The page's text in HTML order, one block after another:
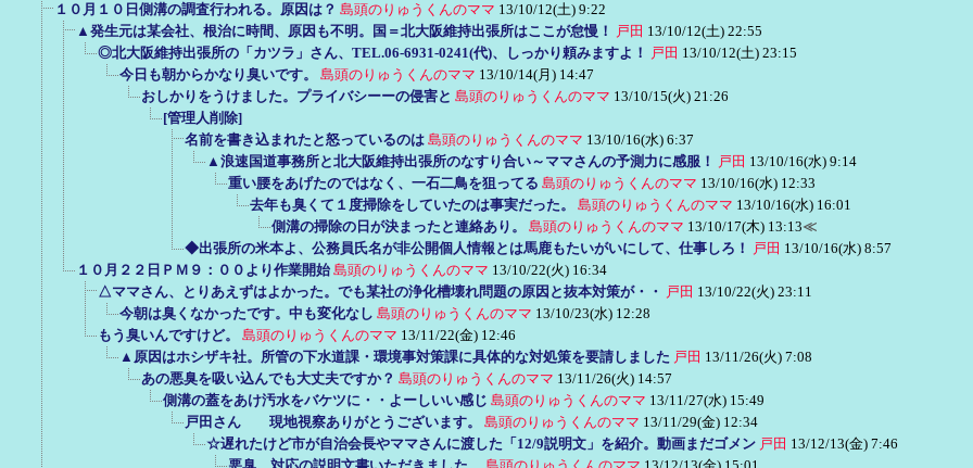
１０月１０日側溝の調査行われる。原因は？ 島頭のりゅうくんのママ 13/10/12(土) 9:22
▲発生元は某会社、根治に時間、原因も不明。国＝北大阪維持出張所はここが怠慢！
戸田 13/10/12(土) 22:55
◎北大阪維持出張所の「カツラ」さん、TEL.06-6931-0241(代)、しっかり頼みますよ！
戸田 13/10/12(土) 23:15
今日も朝からかなり臭いです。
島頭のりゅうくんのママ 13/10/14(月) 14:47
おしかりをうけました。プライバシーーの侵害と 島頭のりゅうくんのママ 13/10/15(火) 21:26
[管理人削除]
名前を書き込まれたと怒っているのは 島頭のりゅうくんのママ 13/10/16(水) 6:37
▲浪速国道事務所と北大阪維持出張所のなすり合い～ママさんの予測力に感服！
戸田 13/10/16(水) 9:14
重い腰をあげたのではなく、一石二鳥を狙ってる 島頭のりゅうくんのママ 13/10/16(水) 12:33
去年も臭くて１度掃除をしていたのは事実だった。
島頭のりゅうくんのママ 13/10/16(水) 16:01
側溝の掃除の日が決まったと連絡あり。
島頭のりゅうくんのママ 13/10/17(木) 13:13≪
◆出張所の米本よ、公務員氏名が非公開個人情報とは馬鹿もたいがいにして、仕事しろ！
戸田 13/10/16(水) 8:57
１０月２２日ＰＭ９：００より作業開始 島頭のりゅうくんのママ 13/10/22(火) 16:34
△ママさん、とりあえずはよかった。でも某社の浄化槽壊れ問題の原因と抜本対策が・・ 戸田 13/10/22(火) 23:11
今朝は臭くなかったです。中も変化なし 島頭のりゅうくんのママ 13/10/23(水) 12:28
もう臭いんですけど。
島頭のりゅうくんのママ 13/11/22(金) 12:46
▲原因はホシザキ社。所管の下水道課・環境事対策課に具体的な対処策を要請しました 戸田 13/11/26(火) 7:08
あの悪臭を吸い込んでも大丈夫ですか？ 島頭のりゅうくんのママ 13/11/26(火) 14:57
側溝の蓋をあけ汚水をバケツに・・よーしいい感じ 島頭のりゅうくんのママ 13/11/27(水) 15:49
戸田さん 現地視察ありがとうございます。
島頭のりゅうくんのママ 13/11/29(金) 12:34
☆遅れたけど市が自治会長やママさんに渡した「12/9説明文」を紹介。動画まだゴメン 戸田 13/12/13(金) 7:46